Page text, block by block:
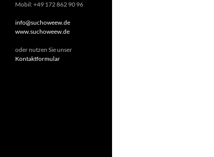
Mobil: +49 172 862 90 96
info@suchoweew.de
www.suchoweew.de
oder nutzen Sie unser
Kontaktformular